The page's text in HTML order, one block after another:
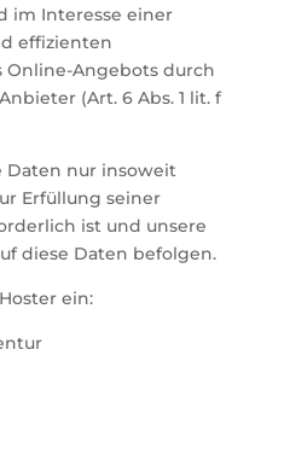
im Interesse einer
effizienten
Online-Angebots durch
(Art. 6 Abs. 1 lit. f
Daten nur insoweit
Erfüllung seiner
ist und unsere
diese Daten befolgen.
ein: